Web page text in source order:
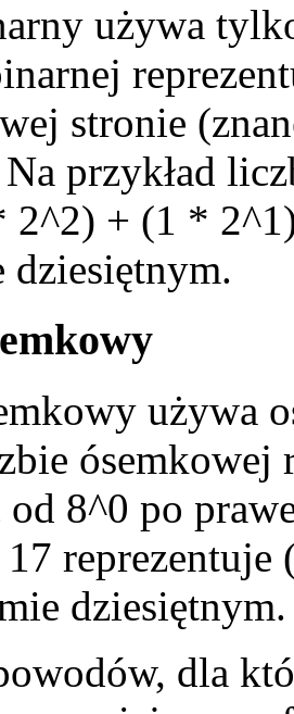
używa
stronie
przykład
2^2) + (1 *
dziesiętnym.
używa
ósemkowej
od 8^0 po
17
dziesiętnym.
dla